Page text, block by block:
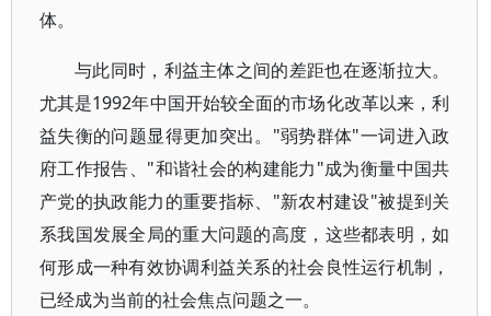
体。
与此同时，利益主体之间的差距也在逐渐拉大。
尤其是1992年中国开始较全面的市场化改革以来，利
益失衡的问题显得更加突出。"弱势群体"一词进入政
府工作报告、"和谐社会的构建能力"成为衡量中国共
产党的执政能力的重要指标、"新农村建设"被提到关
系我国发展全局的重大问题的高度，这些都表明，如
何形成一种有效协调利益关系的社会良性运行机制，
已经成为当前的社会焦点问题之一。